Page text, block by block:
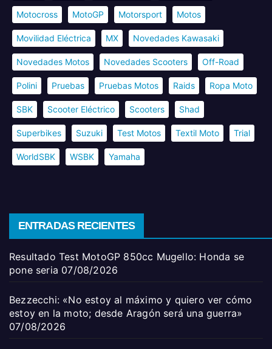
Motocross MotoGP Motorsport Motos
Movilidad Eléctrica MX Novedades Kawasaki
Novedades Motos Novedades Scooters Off-Road
Polini Pruebas Pruebas Motos Raids Ropa Moto
SBK Scooter Eléctrico Scooters Shad
Superbikes Suzuki Test Motos Textil Moto Trial
WorldSBK WSBK Yamaha
ENTRADAS RECIENTES
Resultado Test MotoGP 850cc Mugello: Honda se
pone seria 07/08/2026
Bezzecchi: «No estoy al máximo y quiero ver cómo
estoy en la moto; desde Aragón será una guerra»
07/08/2026